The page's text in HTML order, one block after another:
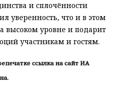
и сплочённости
уверенность, что и в этом
высоком уровне и подарит
участникам и гостям.
ссылка на сайт ИА